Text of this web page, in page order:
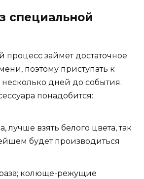
специальной
процесс займет достаточное
поэтому приступать к
несколько дней до события.
понадобится:
лучше взять белого цвета, так
будет производиться
колюще-режущие